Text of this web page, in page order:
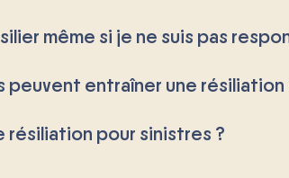
même si je ne suis pas
peuvent entraîner une résiliation
résiliation pour sinistres ?